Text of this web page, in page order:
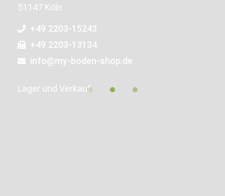
51147 Köln
+49 2203-15243
+49 2203-13134
info@my-boden-shop.de
Lager und Verkauf